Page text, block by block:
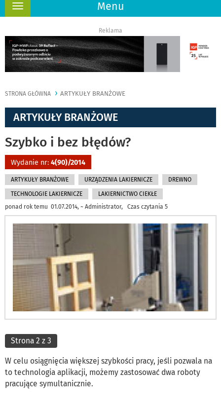
Menu
Rozwiń
Reklama
STRONA GŁÓWNA ARTYKUŁY BRANŻOWE
ARTYKUŁY BRANŻOWE
Szybko i bez błędów?
Wydanie nr: 4(90)/2014
ARTYKUŁY BRANŻOWE URZĄDZENIA LAKIERNICZE DREWNO
TECHNOLOGIE LAKIERNICZE
LAKIERNICTWO CIEKŁE
ponad rok temu 01.07.2014, ~ Administrator, Czas czytania 5
Strona 2 z 3
W celu osiągnięcia większej szybkości pracy, jeśli pozwala na
to technologia aplikacji, możemy zastosować dwa roboty
pracujące symultanicznie.